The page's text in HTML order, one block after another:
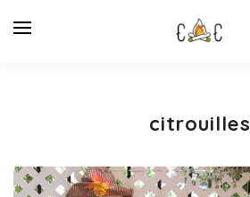
citrouilles